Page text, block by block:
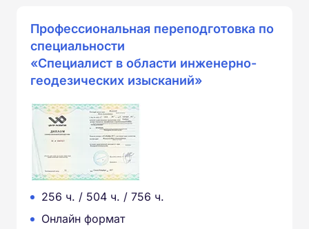
Профессиональная переподготовка по
специальности
«Специалист в области инженерно-
геодезических изысканий»
256 ч. / 504 ч. / 756 ч.
Онлайн формат